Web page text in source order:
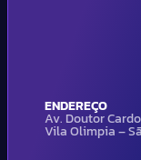
ENDEREÇO
Av. Doutor
Vila Olimpia –